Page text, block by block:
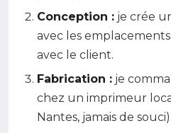
Conception : je crée
avec les
avec le client.
Fabrication : je
chez un imprimeur
Nantes, jamais de souci).